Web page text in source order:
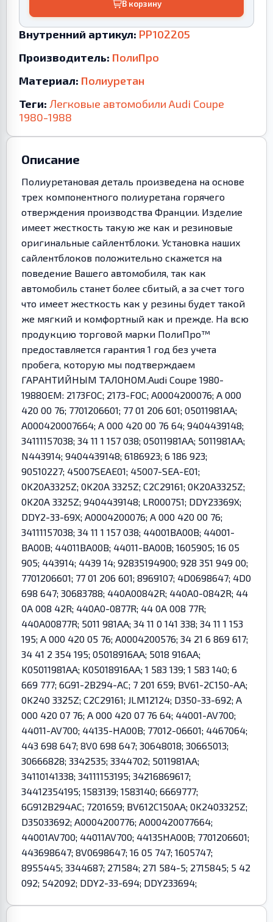
В корзину
Внутренний артикул: PP102205
Производитель: ПолиПро
Материал: Полиуретан
Теги: Легковые автомобили Audi Coupe
1980-1988
Описание
Полиуретановая деталь произведена на основе
трех компонентного полиуретана горячего
отверждения производства Франции. Изделие
имеет жесткость такую же как и резиновые
оригинальные сайлентблоки. Установка наших
сайлентблоков положительно скажется на
поведение Вашего автомобиля, так как
автомобиль станет более сбитый, а за счет того
что имеет жесткость как у резины будет такой
же мягкий и комфортный как и прежде. На всю
продукцию торговой марки ПолиПро™
предоставляется гарантия 1 год без учета
пробега, которую мы подтверждаем
ГАРАНТИЙНЫМ ТАЛОНОМ.Audi Coupe 1980-
1988OEM: 2173FOC; 2173-FOC; A0004200076; A 000
420 00 76; 7701206601; 77 01 206 601; 05011981AA;
A000420007664; A 000 420 00 76 64; 9404439148;
34111157038; 34 11 1 157 038; 05011981AA; 5011981AA;
N443914; 9404439148; 6186923; 6 186 923;
90510227; 45007SEAE01; 45007-SEA-E01;
0K20A3325Z; 0K20A 3325Z; C2C29161; 0K20A3325Z;
0K20A 3325Z; 9404439148; LR000751; DDY23369X;
DDY2-33-69X; A0004200076; A 000 420 00 76;
34111157038; 34 11 1 157 038; 44001BA00B; 44001-
BA00B; 44011BA00B; 44011-BA00B; 1605905; 16 05
905; 443914; 4439 14; 92835194900; 928 351 949 00;
7701206601; 77 01 206 601; 8969107; 4D0698647; 4D0
698 647; 30683788; 440A00842R; 440A0-0842R; 44
0A 008 42R; 440A0-0877R; 44 0A 008 77R;
440A00877R; 5011 981AA; 34 11 0 141 338; 34 11 1 153
195; A 000 420 05 76; A0004200576; 34 21 6 869 617;
34 41 2 354 195; 05018916AA; 5018 916AA;
K05011981AA; K05018916AA; 1 583 139; 1 583 140; 6
669 777; 6G91-2B294-AC; 7 201 659; BV61-2C150-AA;
0K240 3325Z; C2C29161; JLM12124; D350-33-692; A
000 420 07 76; A 000 420 07 76 64; 44001-AV700;
44011-AV700; 44135-HA00B; 77012-06601; 4467064;
443 698 647; 8V0 698 647; 30648018; 30665013;
30666828; 3342535; 3344702; 5011981AA;
34110141338; 34111153195; 34216869617;
34412354195; 1583139; 1583140; 6669777;
6G912B294AC; 7201659; BV612C150AA; 0K2403325Z;
D35033692; A0004200776; A000420077664;
44001AV700; 44011AV700; 44135HA00B; 7701206601;
443698647; 8V0698647; 16 05 747; 1605747;
8955445; 3344687; 271584; 271 584-5; 2715845; 5 42
092; 542092; DDY2-33-694; DDY233694;